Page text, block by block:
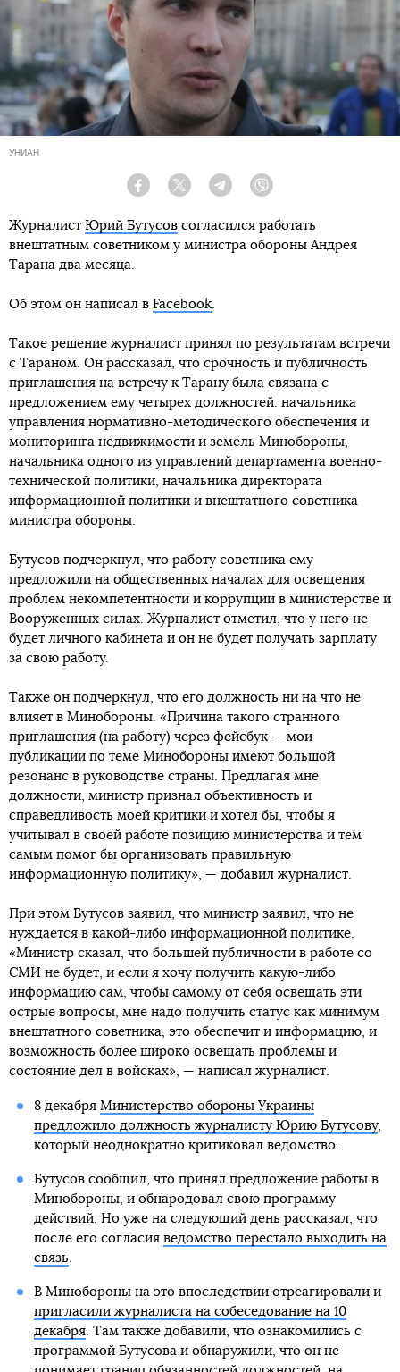
УНИАН
Facebook Twitter Telegram
Журналист Юрий Бутусов согласился работать
внештатным советником у министра обороны Андрея
Тарана два месяца.
Об этом он написал в Facebook
Такое решение журналист принял по результатам встречи
с Тараном. Он рассказал, что срочность и публичность
приглашения на встречу к Тарану была связана с
предложением ему четырех должностей: начальника
управления нормативно-методического обеспечения и
мониторинга недвижимости и земель Минобороны,
начальника одного из управлений департамента военно-
технической политики, начальника директората
информационной политики и внештатного советника
министра обороны.
Бутусов подчеркнул, что работу советника ему
предложили на общественных началах для освещения
проблем некомпетентности и коррупции в министерстве и
Вооруженных силах. Журналист отметил, что у него не
будет личного кабинета и он не будет получать зарплату
за свою работу.
Также он подчеркнул, что его должность ни на что не
влияет в Минобороны. «Причина такого странного
приглашения (на работу) через фейсбук — мои
публикации по теме Минобороны имеют большой
резонанс в руководстве страны. Предлагая мне
должности, министр признал объективность и
справедливость моей критики и хотел бы, чтобы я
учитывал в своей работе позицию министерства и тем
самым помог бы организовать правильную
информационную политику», — добавил журналист.
При этом Бутусов заявил, что министр заявил, что не
нуждается в какой-либо информационной политике.
«Министр сказал, что большей публичности в работе со
СМИ не будет, и если я хочу получить какую-либо
информацию сам, чтобы самому от себя освещать эти
острые вопросы, мне надо получить статус как минимум
внештатного советника, это обеспечит и информацию, и
возможность более широко освещать проблемы и
состояние дел в войсках», — написал журналист.
8 декабря Министерство обороны Украины
предложило должность журналисту Юрию Бутусову,
который неоднократно критиковал ведомство.
Бутусов сообщил, что принял предложение работы в
Минобороны, и обнародовал свою программу
действий. Но уже на следующий день рассказал, что
после его согласия ведомство перестало выходить на
связь
В Минобороны на это впоследствии отреагировали и
пригласили журналиста на собеседование на 10
декабря. Там также добавили, что ознакомились с
программой Бутусова и обнаружили, что он не